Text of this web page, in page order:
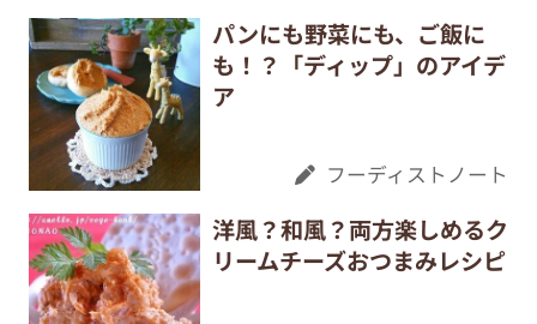
パンにも野菜にも、ご飯に
も！？「ディップ」のアイデ
ア
フーディストノート
洋風？和風？両方楽しめるク
リームチーズおつまみレシピ